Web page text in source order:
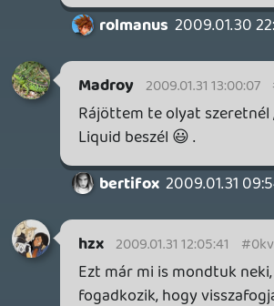
liquid 2009.01.31 00:05:43 #0kvf8
amibe egyáltalán nem pofázok bele 🙂
bertifox 2009.01.30 22:50:14
dreampage
Nagyon jó volt ismét a podcast. Az Xbox
360 életciklusáról, meg hogy milyen
írnék, de az külön blogbejegyzést
érdemelne. Mindenesetre sok érdekes
gondolat került napvilágra. Jó volt